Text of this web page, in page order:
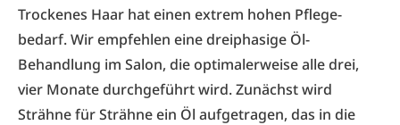
Trockenes Haar hat einen extrem hohen Pflege­
bedarf. Wir empfehlen eine dreiphasige Öl-
Behandlung im Salon, die optimalerweise alle drei,
vier Monate durchgeführt wird. Zunächst wird
Strähne für Strähne ein Öl aufgetragen, das in die